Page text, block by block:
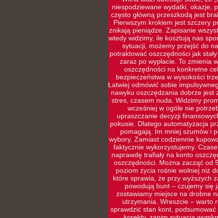
niespodziewane wydatki, okazje,
często główną przeszkodą jest
Pierwszym krokiem jest szczery
znikają pieniądze. Zapisanie
wtedy widzimy, ile kosztują nas
sytuacji, możemy przejść do
potraktować oszczędności jak
zaraz po wypłacie. To zmienia
oszczędności na konkretne
bezpieczeństwa w wysokości
Łatwiej odmówić sobie
nawyku oszczędzania dobrze jest
stres, czasem nuda. Widzimy
wcześniej w ogóle nie
upraszczanie decyzji
pokusie. Dlatego automatyzacja
pomagają. Im mniej szumów i
wybory. Zamiast codziennie
faktycznie wykorzystujemy.
naprawdę trafiały na konto
oszczędności. Można zacząć od
poziom życia rośnie wolniej niż
które sprawia, że przy wyższych
powodują bunt – czujemy się
zostawiamy miejsce na drobne
utrzymania. Wreszcie – warto
sprawdzić stan kont,